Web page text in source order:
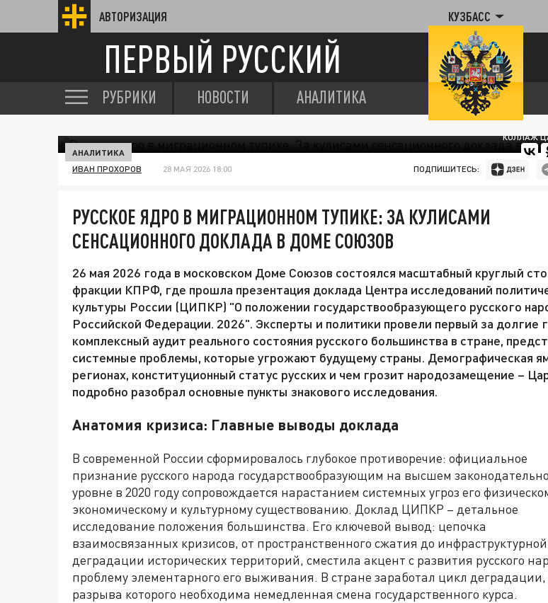
АВТОРИЗАЦИЯ КУЗБАСС
ПЕРВЫЙ РУССКИЙ
РУБРИКИ НОВОСТИ АНАЛИТИКА
КОЛЛАЖ
АНАЛИТИКА
ИВАН ПРОХОРОВ 28 МАЯ 2026 18:00 ПОДПИШИТЕСЬ:
РУССКОЕ ЯДРО В МИГРАЦИОННОМ ТУПИКЕ: ЗА КУЛИСАМИ
СЕНСАЦИОННОГО ДОКЛАДА В ДОМЕ СОЮЗОВ
26 мая 2026 года в московском Доме Союзов состоялся масштабный круглый
фракции КПРФ, где прошла презентация доклада Центра исследований
культуры России (ЦИПКР) "О положении государствообразующего русского
Российской Федерации. 2026". Эксперты и политики провели первый за долгие
комплексный аудит реального состояния русского большинства в стране,
системные проблемы, которые угрожают будущему страны. Демографическая
регионах, конституционный статус русских и чем грозит народозамещение –
подробно разобрал основные пункты знакового исследования.
Анатомия кризиса: Главные выводы доклада
В современной России сформировалось глубокое противоречие: официальное
признание русского народа государствообразующим на высшем
уровне в 2020 году сопровождается нарастанием системных угроз его
экономическому и культурному существованию. Доклад ЦИПКР – детальное
исследование положения большинства. Его ключевой вывод: цепочка
взаимосвязанных кризисов, от пространственного сжатия до инфраструктурной
деградации исторических территорий, сместила акцент с развития русского
проблему элементарного его выживания. В стране заработал цикл деградации,
разрыва которого необходима немедленная смена государственного курса.